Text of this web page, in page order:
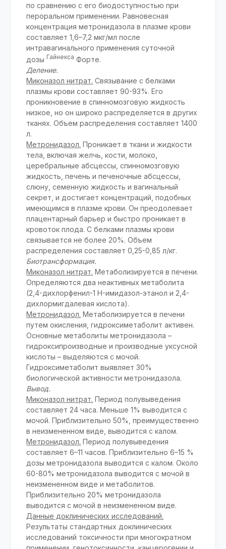
по сравнению с его биодоступностью при
пероральном применении. Равновесная
концентрация метронидазола в плазме крови
составляет 1,6–7,2 мкг/мл после
интравагинального применения суточной
дозы Гайнекса Форте.
Деление.
Миконазол нитрат. Связывание с белками
плазмы крови составляет 90-93%. Его
проникновение в спинномозговую жидкость
низкое, но он широко распределяется в других
тканях. Объем распределения составляет 1400
л.
Метронидазол. Проникает в ткани и жидкости
тела, включая желчь, кости, молоко,
церебральные абсцессы, спинномозговую
жидкость, печень и печеночные абсцессы,
слюну, семенную жидкость и вагинальный
секрет, и достигает концентраций, подобных
имеющимся в плазме крови. Он преодолевает
плацентарный барьер и быстро проникает в
кровоток плода. С белками плазмы крови
связывается не более 20%. Объем
распределения составляет 0,25-0,85 л/кг.
Биотрансформация.
Миконазол нитрат. Метаболизируется в печени.
Определяются два неактивных метаболита
(2,4-дихлорфенил-1 H-имидазол-этанол и 2,4-
дихлормигдалевая кислота).
Метронидазол. Метаболизируется в печени
путем окисления, гидроксиметаболит активен.
Основные метаболиты метронидазола –
гидроксипроизводные и производные уксусной
кислоты – выделяются с мочой.
Гидроксиметаболит выявляет 30%
биологической активности метронидазола.
Вывод.
Миконазол нитрат. Период полувыведения
составляет 24 часа. Меньше 1% выводится с
мочой. Приблизительно 50%, преимущественно
в неизмененном виде, выводится с калом.
Метронидазол. Период полувыведения
составляет 6–11 часов. Приблизительно 6–15 %
дозы метронидазола выводится с калом. Около
60-80% метронидазола выводится с мочой в
неизмененном виде и метаболитов.
Приблизительно 20% метронидазола
выводится с мочой в неизмененном виде.
Данные доклинических исследований.
Результаты стандартных доклинических
исследований токсичности при многократном